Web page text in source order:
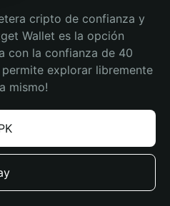
cripto de confianza y
Wallet es la opción
con la confianza de 40
explorar libremente
mismo!